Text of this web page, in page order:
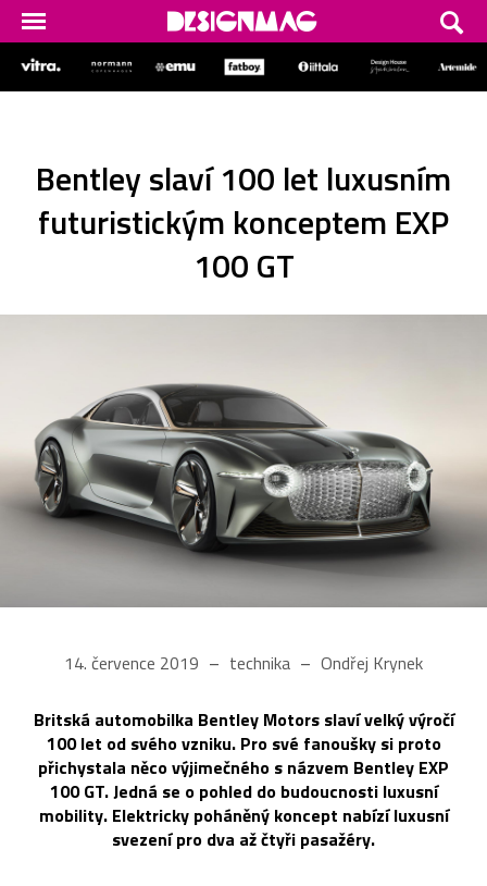
Bentley slaví 100 let luxusním
futuristickým konceptem EXP
100 GT
14. července 2019 technika Ondřej Krynek
Britská automobilka Bentley Motors slaví velký výročí
100 let od svého vzniku. Pro své fanoušky si proto
přichystala něco výjimečného s názvem Bentley EXP
100 GT. Jedná se o pohled do budoucnosti luxusní
mobility. Elektricky poháněný koncept nabízí luxusní
svezení pro dva až čtyři pasažéry.